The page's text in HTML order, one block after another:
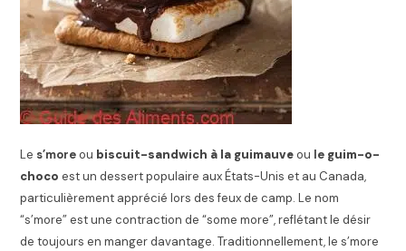
Le s’moreou biscuit-sandwich à la guimauveou le guim-o-
choco est un dessert populaire aux États-Unis et au Canada,
particulièrement apprécié lors des feux de camp. Le nom
“s’more” est une contraction de “some more”, reflétant le désir
de toujours en manger davantage. Traditionnellement, le s’more